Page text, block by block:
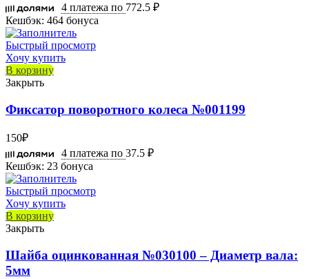
4 платежа по 772.5 ₽
Кешбэк: 464 бонуса
Быстрый просмотр
Хочу купить
В корзину
Закрыть
Фиксатор поворотного колеса №001199
150₽
4 платежа по 37.5 ₽
Кешбэк: 23 бонуса
Быстрый просмотр
Хочу купить
В корзину
Закрыть
Шайба оцинкованная №030100 – Диаметр вала:
5мм